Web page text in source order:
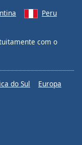
Peru
com o
do Sul
Europa